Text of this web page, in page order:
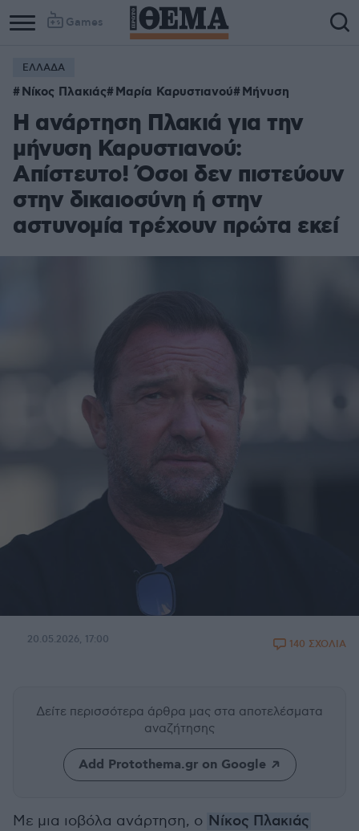
Games
Column
1
Column
2
ΕΛΛΑΔΑ
Νίκος Πλακιάς Μαρία Καρυστιανού Μήνυση
Η ανάρτηση Πλακιά για την
μήνυση Καρυστιανού:
Απίστευτο! Όσοι δεν πιστεύουν
στην δικαιοσύνη ή στην
αστυνομία τρέχουν πρώτα εκεί
20.05.2026, 17:00 140 ΣΧΟΛΙΑ
Δείτε περισσότερα άρθρα μας στα αποτελέσματα
αναζήτησης
Add Protothema.gr on Google
Με μια ιοβόλα ανάρτηση, ο Νίκος Πλακιάς